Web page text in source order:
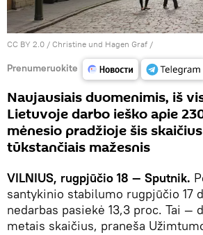
CC BY 2.0 / Christine und Hagen Graf /
Prenumeruokite
Naujausiais duomenimis, iš
Lietuvoje darbo ieško apie
mėnesio pradžioje šis
tūkstančiais mažesnis
VILNIUS, rugpjūčio 18 — Sputnik.
santykinio stabilumo rugpjūčio 17
nedarbas pasiekė 13,3 proc. Tai —
metais skaičius, praneša